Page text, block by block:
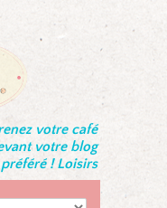
votre café
votre blog
préféré ! Loisirs